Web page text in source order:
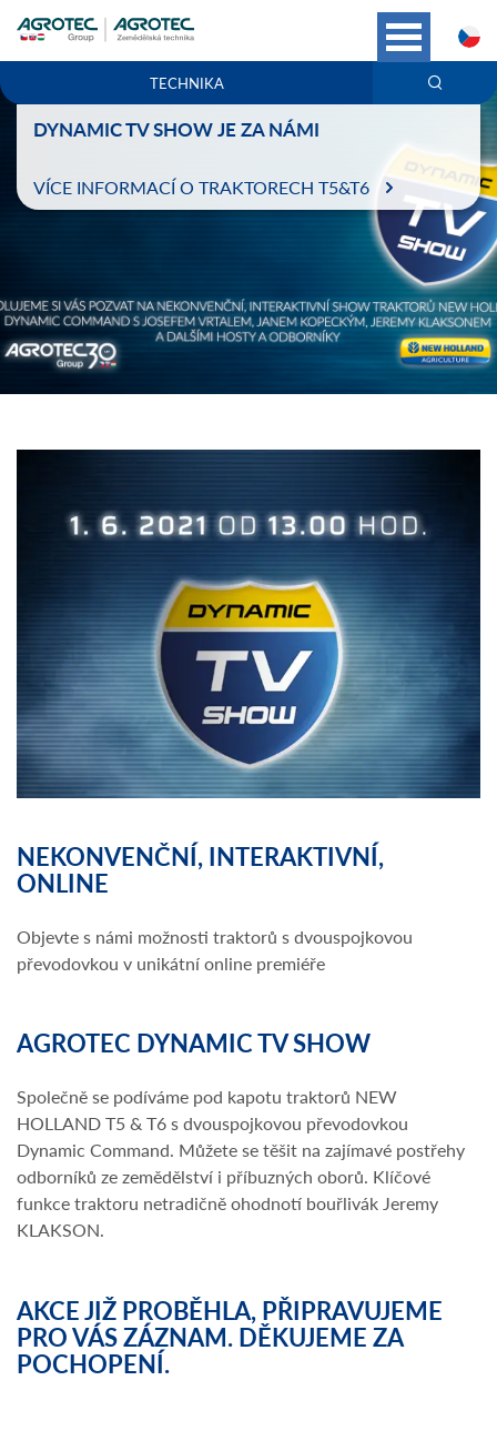
TECHNIKA
DYNAMIC TV SHOW JE ZA NÁMI
VÍCE INFORMACÍ O TRAKTORECH T5&T6
NEKONVENČNÍ, INTERAKTIVNÍ,
ONLINE
Objevte s námi možnosti traktorů s dvouspojkovou
převodovkou v unikátní online premiéře
AGROTEC DYNAMIC TV SHOW
Společně se podíváme pod kapotu traktorů NEW
HOLLAND T5 & T6 s dvouspojkovou převodovkou
Dynamic Command. Můžete se těšit na zajímavé postřehy
odborníků ze zemědělství i příbuzných oborů. Klíčové
funkce traktoru netradičně ohodnotí bouřlivák Jeremy
KLAKSON.
AKCE JIŽ PROBĚHLA, PŘIPRAVUJEME
PRO VÁS ZÁZNAM. DĚKUJEME ZA
POCHOPENÍ.